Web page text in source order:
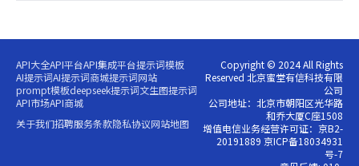
API大全API平台API集成平台提示词模板
AI提示词AI提示词商城提示词网站
prompt模板deepseek提示词文生图提示词
API市场API商城
关于我们招聘服务条款隐私协议网站地图
Copyright © 2024 All Rights
Reserved 北京蜜堂有信科技有限
公司
公司地址：北京市朝阳区光华路
和乔大厦C座1508
增值电信业务经营许可证：京B2-
20191889 京ICP备18034931
号-7